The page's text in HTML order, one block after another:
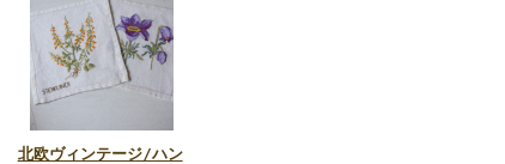
北欧ヴィンテージ/ハン